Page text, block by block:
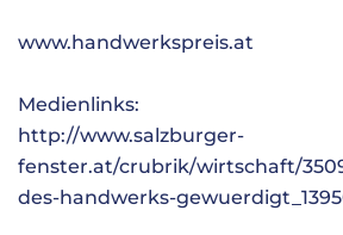
www.handwerkspreis.at
Medienlinks:
http://www.salzburger-
fenster.at/crubrik/wirtschaft/
des-handwerks-